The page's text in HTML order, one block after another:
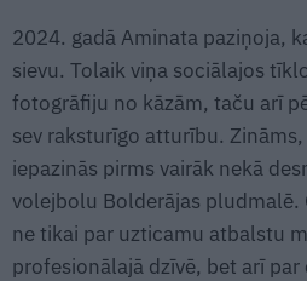
2024. gadā Aminata paziņoja,
sievu. Tolaik viņa sociālajos
fotogrāfiju no kāzām, taču arī
sev raksturīgo atturību.
iepazinās pirms vairāk nekā
volejbolu Bolderājas pludmalē.
ne tikai par uzticamu atbalstu
profesionālajā dzīvē, bet arī